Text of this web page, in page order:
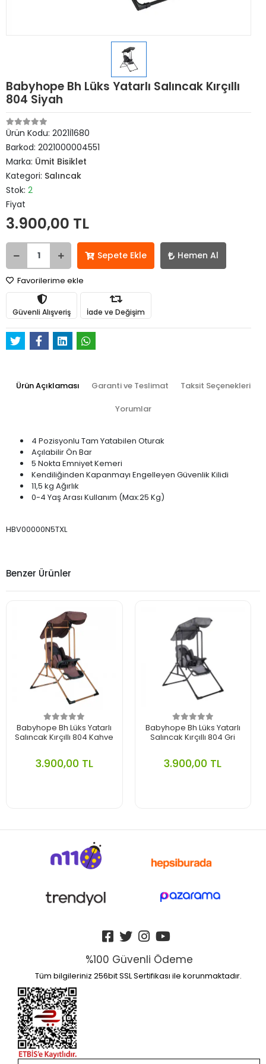
Babyhope Bh Lüks Yatarlı Salıncak Kırçıllı
804 Siyah
Ürün Kodu: 2021İ1680
Barkod: 2021000004551
Marka: Ümit Bisiklet
Kategori: Salıncak
Stok: 2
Fiyat
3.900,00 TL
Sepete Ekle Hemen Al
Favorilerime ekle
Güvenli Alışveriş İade ve Değişim
Ürün Açıklaması Garanti ve Teslimat Taksit Seçenekleri
Yorumlar
4 Pozisyonlu Tam Yatabilen Oturak
Açılabilir Ön Bar
5 Nokta Emniyet Kemeri
Kendiliğinden Kapanmayı Engelleyen Güvenlik Kilidi
11,5 kg Ağırlık
0-4 Yaş Arası Kullanım (Max:25 Kg)
HBV00000N5TXL
Benzer Ürünler
Babyhope Bh Lüks Yatarlı
Salıncak Kırçıllı 804 Kahve
3.900,00 TL
Babyhope Bh Lüks Yatarlı
Salıncak Kırçıllı 804 Gri
3.900,00 TL
%100 Güvenli Ödeme
Tüm bilgileriniz 256bit SSL Sertifikası ile korunmaktadır.